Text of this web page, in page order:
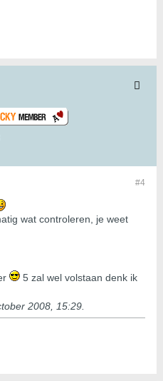
#4
wat controleren, je weet
5 zal wel volstaan denk ik
2008, 15:29